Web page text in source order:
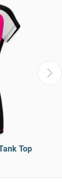
Top